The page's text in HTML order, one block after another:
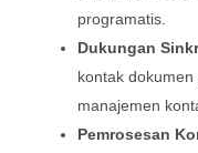
programatis.
Dukungan
kontak
manajemen
Pemrosesan